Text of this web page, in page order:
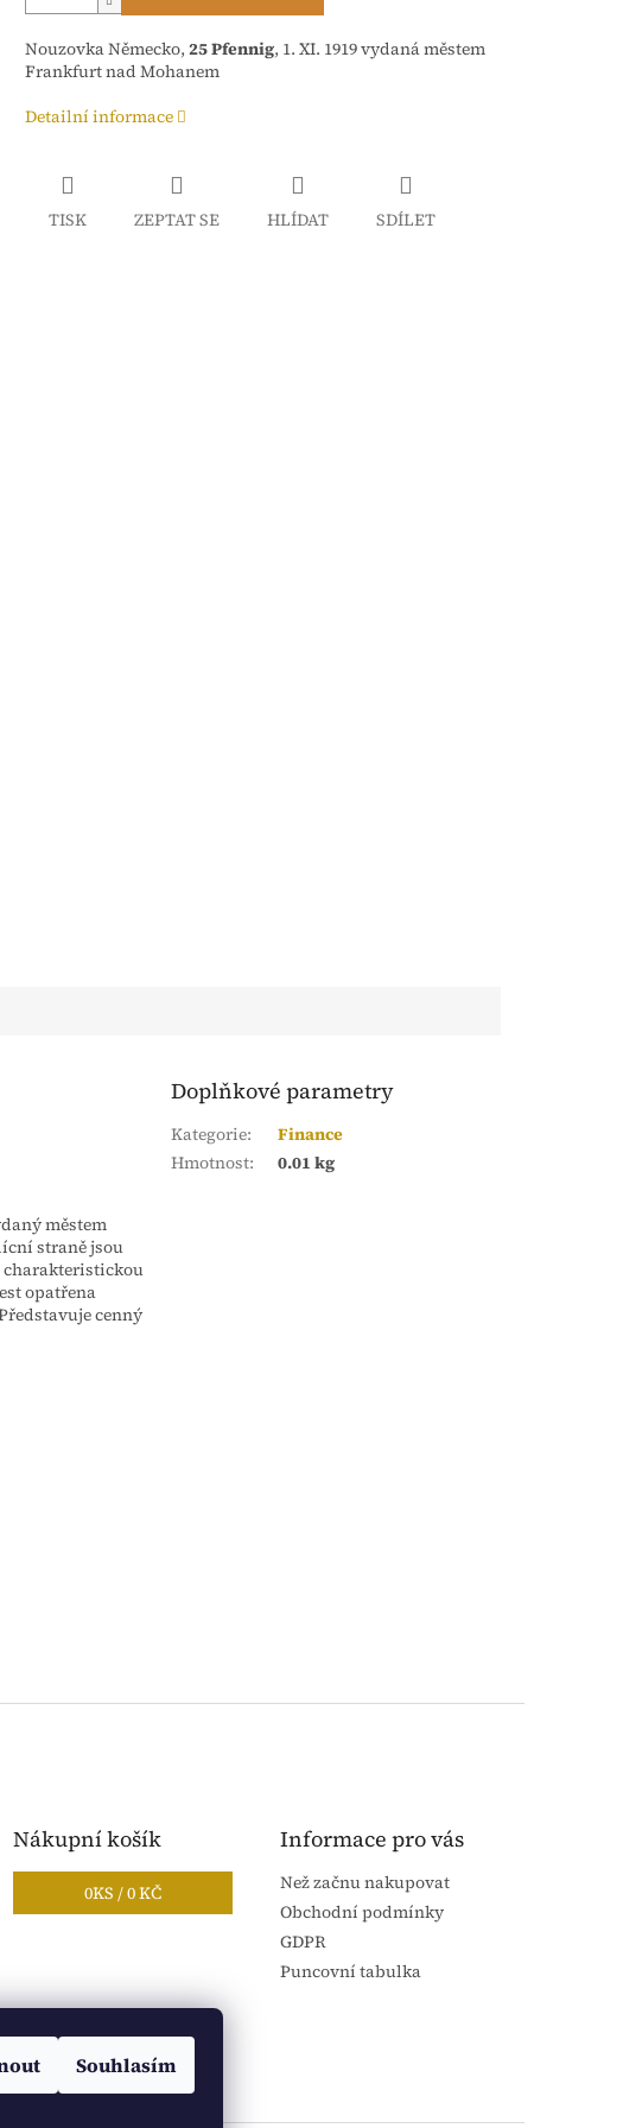
Souhlasím
Nouzovka Německo, 25 Pfennig, 1. XI. 1919vydaná městem
Frankfurt nad Mohanem
Detailní informace
TISK ZEPTAT SE HLÍDAT SDÍLET
městem
straně jsou
charakteristickou
opatřena
cenný
Doplňkové parametry
Kategorie:
Finance
Hmotnost: 0.01 kg
Nákupní košík
0KS /0 KČ
Informace pro vás
Než začnu nakupovat
Obchodní podmínky
GDPR
Puncovní tabulka